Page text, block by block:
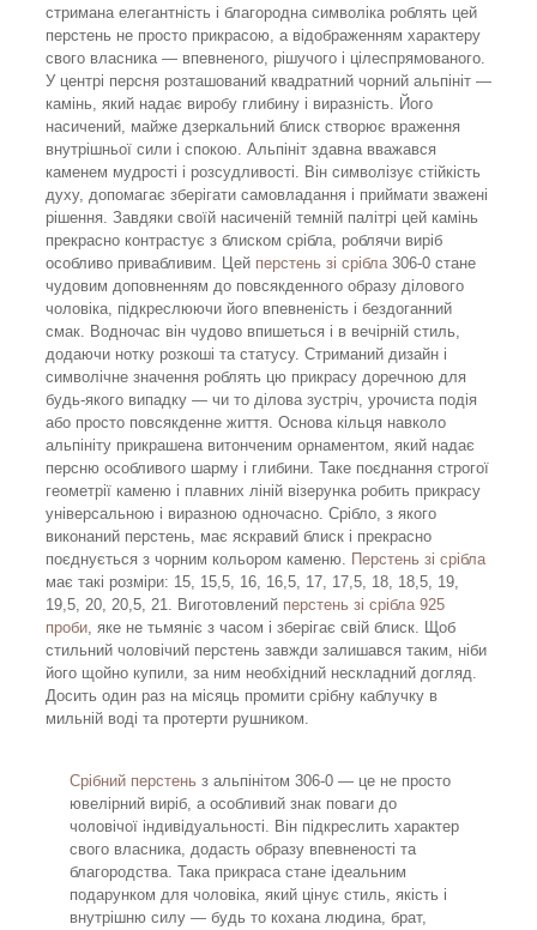
стримана елегантність і благородна символіка роблять цей
перстень не просто прикрасою, а відображенням характеру
свого власника — впевненого, рішучого і цілеспрямованого.
У центрі персня розташований квадратний чорний альпініт —
камінь, який надає виробу глибину і виразність. Його
насичений, майже дзеркальний блиск створює враження
внутрішньої сили і спокою. Альпініт здавна вважався
каменем мудрості і розсудливості. Він символізує стійкість
духу, допомагає зберігати самовладання і приймати зважені
рішення. Завдяки своїй насиченій темній палітрі цей камінь
прекрасно контрастує з блиском срібла, роблячи виріб
особливо привабливим. Цей перстень зі срібла306-0 стане
чудовим доповненням до повсякденного образу ділового
чоловіка, підкреслюючи його впевненість і бездоганний
смак. Водночас він чудово впишеться і в вечірній стиль,
додаючи нотку розкоші та статусу. Стриманий дизайн і
символічне значення роблять цю прикрасу доречною для
будь-якого випадку — чи то ділова зустріч, урочиста подія
або просто повсякденне життя. Основа кільця навколо
альпініту прикрашена витонченим орнаментом, який надає
персню особливого шарму і глибини. Таке поєднання строгої
геометрії каменю і плавних ліній візерунка робить прикрасу
універсальною і виразною одночасно. Срібло, з якого
виконаний перстень, має яскравий блиск і прекрасно
поєднується з чорним кольором каменю. Перстень зі срібла
має такі розміри: 15, 15,5, 16, 16,5, 17, 17,5, 18, 18,5, 19,
19,5, 20, 20,5, 21. Виготовлений перстень зі срібла 925
проби, яке не тьмяніє з часом і зберігає свій блиск. Щоб
стильний чоловічий перстень завжди залишався таким, ніби
його щойно купили, за ним необхідний нескладний догляд.
Досить один раз на місяць промити срібну каблучку в
мильній воді та протерти рушником.
Срібний перстень з альпінітом 306-0 — це не просто
ювелірний виріб, а особливий знак поваги до
чоловічої індивідуальності. Він підкреслить характер
свого власника, додасть образу впевненості та
благородства. Така прикраса стане ідеальним
подарунком для чоловіка, який цінує стиль, якість і
внутрішню силу — будь то кохана людина, брат,